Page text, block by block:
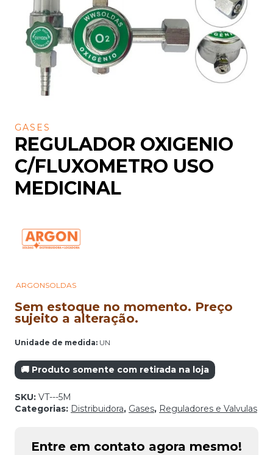
GASES
REGULADOR OXIGENIO
C/FLUXOMETRO USO
MEDICINAL
ARGONSOLDAS
Sem estoque no momento. Preço
sujeito a alteração.
Unidade de medida: UN
🚚 Produto somente com retirada na loja
SKU: VT---5M
Categorias: Distribuidora, Gases, Reguladores e Valvulas
Entre em contato agora mesmo!